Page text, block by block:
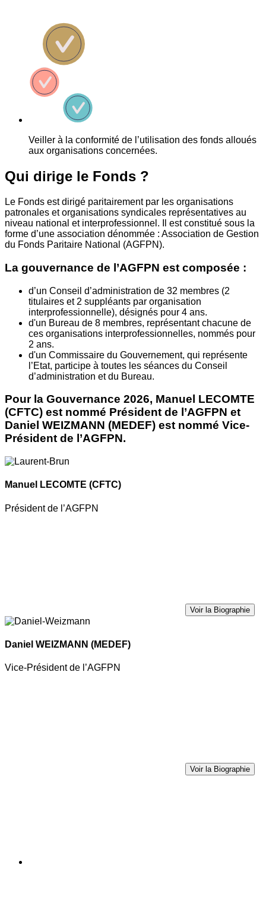
Veiller à la conformité de l’utilisation des fonds alloués
aux organisations concernées.
Qui dirige le Fonds ?
Le Fonds est dirigé paritairement par les organisations
patronales et organisations syndicales représentatives au
niveau national et interprofessionnel. Il est constitué sous la
forme d’une association dénommée : Association de Gestion
du Fonds Paritaire National (AGFPN).
La gouvernance de l’AGFPN est composée :
d’un Conseil d’administration de 32 membres (2
titulaires et 2 suppléants par organisation
interprofessionnelle), désignés pour 4 ans.
d'un Bureau de 8 membres, représentant chacune de
ces organisations interprofessionnelles, nommés pour
2 ans.
d'un Commissaire du Gouvernement, qui représente
l’Etat, participe à toutes les séances du Conseil
d’administration et du Bureau.
Pour la Gouvernance 2026, Manuel LECOMTE
(CFTC) est nommé Président de l’AGFPN et
Daniel WEIZMANN (MEDEF) est nommé Vice-
Président de l’AGFPN.
Manuel LECOMTE (CFTC)
Président de l’AGFPN
Voir la Biographie
Daniel WEIZMANN (MEDEF)
Vice-Président de l’AGFPN
Voir la Biographie